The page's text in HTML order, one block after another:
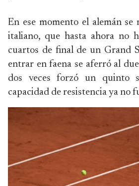
En ese momento el alemán
italiano, que hasta ahora no
cuartos de final de un Grand
entrar en faena se aferró al
dos veces forzó un quinto
capacidad de resistencia ya no